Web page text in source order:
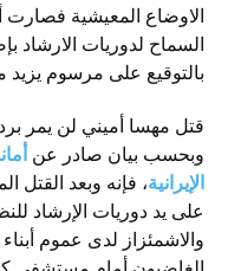
الاوضاع المعيشية فصارت
السماح لدوريات الارشاد
بالتوقيع على مرسوم يزيد
قتل مهسا أميني لن يمر
وبحسب بيان صادر عن
الإيرانية، فإنه وبعد القتل
على يد دوريات الإرشاد
والاشمئزاز لدى عموم